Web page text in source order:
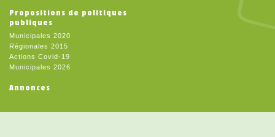
Propositions de politiques
publiques
Municipales 2020
Régionales 2015
Actions Covid-19
Municipales 2026
Annonces